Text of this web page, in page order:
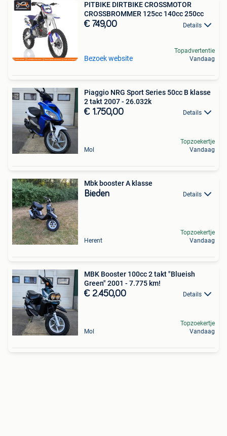
PITBIKE DIRTBIKE CROSSMOTOR
CROSSBROMMER 125cc 140cc 250cc
€ 749,00 Details
Bezoek website
Topadvertentie
Vandaag
Piaggio NRG Sport Series 50cc B klasse
2 takt 2007 - 26.032k
€ 1.750,00 Details
Mol
Topzoekertje
Vandaag
Mbk booster A klasse
Bieden Details
Herent
Topzoekertje
Vandaag
MBK Booster 100cc 2 takt "Blueish
Green" 2001 - 7.775 km!
€ 2.450,00 Details
Mol
Topzoekertje
Vandaag